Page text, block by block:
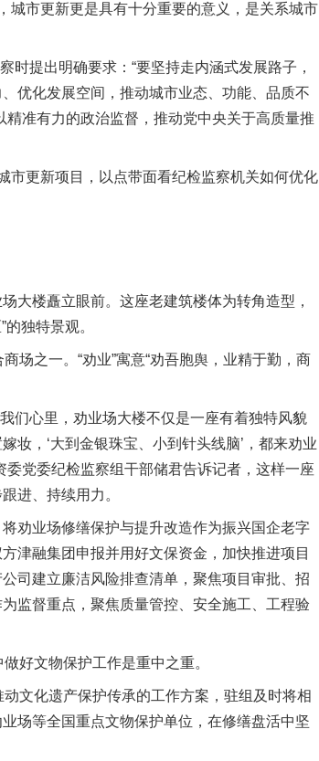
城市更新更是具有十分重要的意义，是关系城市
提出明确要求：“要坚持走内涵式发展路子，
优化发展空间，推动城市业态、功能、品质不
准有力的政治监督，推动党中央关于高质量推
更新项目，以点带面看纪检监察机关如何优化
楼矗立眼前。这座老建筑楼体为转角造型，
独特景观。
之一。“劝业”寓意“劝吾胞舆，业精于勤，商
们心里，劝业场大楼不仅是一座有着独特风貌
妆，‘大到金银珠宝、小到针头线脑’，都来劝业
党委纪检监察组干部储君告诉记者，这样一座
进、持续用力。
业场修缮保护与提升改造作为振兴国企老字
津融集团申报并用好文保资金，加快推进项目
司建立廉洁风险排查清单，聚焦项目审批、招
监督重点，聚焦质量管控、安全施工、工程验
好文物保护工作是重中之重。
文化遗产保护传承的工作方案，驻组及时将相
场等全国重点文物保护单位，在修缮盘活中坚